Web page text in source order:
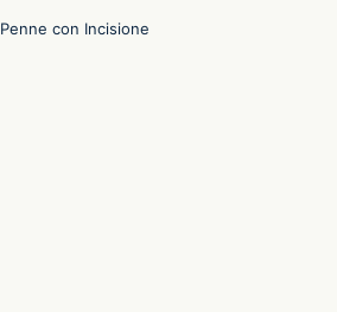
Penne con Incisione